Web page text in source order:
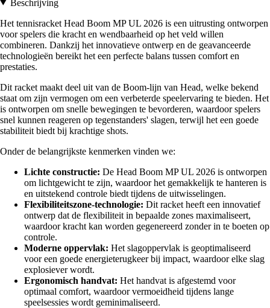
Beschrijving
Het tennisracket Head Boom MP UL 2026 is een uitrusting ontworpen
voor spelers die kracht en wendbaarheid op het veld willen
combineren. Dankzij het innovatieve ontwerp en de geavanceerde
technologieën bereikt het een perfecte balans tussen comfort en
prestaties.
Dit racket maakt deel uit van de Boom-lijn van Head, welke bekend
staat om zijn vermogen om een verbeterde speelervaring te bieden. Het
is ontworpen om snelle bewegingen te bevorderen, waardoor spelers
snel kunnen reageren op tegenstanders' slagen, terwijl het een goede
stabiliteit biedt bij krachtige shots.
Onder de belangrijkste kenmerken vinden we:
Lichte constructie: De Head Boom MP UL 2026 is ontworpen
om lichtgewicht te zijn, waardoor het gemakkelijk te hanteren is
en uitstekend controle biedt tijdens de uitwisselingen.
Flexibiliteitszone-technologie: Dit racket heeft een innovatief
ontwerp dat de flexibiliteit in bepaalde zones maximaliseert,
waardoor kracht kan worden gegenereerd zonder in te boeten op
controle.
Moderne oppervlak: Het slagoppervlak is geoptimaliseerd
voor een goede energieterugkeer bij impact, waardoor elke slag
explosiever wordt.
Ergonomisch handvat: Het handvat is afgestemd voor
optimaal comfort, waardoor vermoeidheid tijdens lange
speelsessies wordt geminimaliseerd.